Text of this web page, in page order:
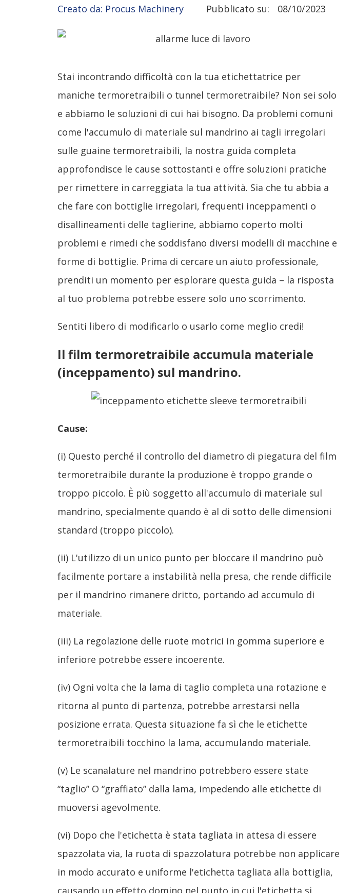
Creato da: Procus Machinery Pubblicato su: 08/10/2023
Stai incontrando difficoltà con la tua etichettatrice per
maniche termoretraibili o tunnel termoretraibile? Non sei solo
e abbiamo le soluzioni di cui hai bisogno. Da problemi comuni
come l'accumulo di materiale sul mandrino ai tagli irregolari
sulle guaine termoretraibili, la nostra guida completa
approfondisce le cause sottostanti e offre soluzioni pratiche
per rimettere in carreggiata la tua attività. Sia che tu abbia a
che fare con bottiglie irregolari, frequenti inceppamenti o
disallineamenti delle taglierine, abbiamo coperto molti
problemi e rimedi che soddisfano diversi modelli di macchine e
forme di bottiglie. Prima di cercare un aiuto professionale,
prenditi un momento per esplorare questa guida – la risposta
al tuo problema potrebbe essere solo uno scorrimento.
Sentiti libero di modificarlo o usarlo come meglio credi!
Il film termoretraibile accumula materiale
(inceppamento) sul mandrino.
Cause:
(i) Questo perché il controllo del diametro di piegatura del film
termoretraibile durante la produzione è troppo grande o
troppo piccolo. È più soggetto all'accumulo di materiale sul
mandrino, specialmente quando è al di sotto delle dimensioni
standard (troppo piccolo).
(ii) L'utilizzo di un unico punto per bloccare il mandrino può
facilmente portare a instabilità nella presa, che rende difficile
per il mandrino rimanere dritto, portando ad accumulo di
materiale.
(iii) La regolazione delle ruote motrici in gomma superiore e
inferiore potrebbe essere incoerente.
(iv) Ogni volta che la lama di taglio completa una rotazione e
ritorna al punto di partenza, potrebbe arrestarsi nella
posizione errata. Questa situazione fa sì che le etichette
termoretraibili tocchino la lama, accumulando materiale.
(v) Le scanalature nel mandrino potrebbero essere state
“taglio” O “graffiato” dalla lama, impedendo alle etichette di
muoversi agevolmente.
(vi) Dopo che l'etichetta è stata tagliata in attesa di essere
spazzolata via, la ruota di spazzolatura potrebbe non applicare
in modo accurato e uniforme l'etichetta tagliata alla bottiglia,
causando un effetto domino nel punto in cui l'etichetta si